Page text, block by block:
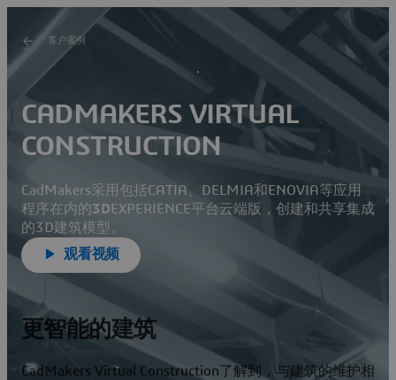
客户案例
CADMAKERS VIRTUAL
CONSTRUCTION
CadMakers采用包括CATIA、DELMIA和ENOVIA等应用
程序在内的3D EXPERIENCE平台云端版，创建和共享集成
的3D建筑模型。
观看视频
更智能的建筑
CadMakers Virtual Construction了解到，与建筑的维护相